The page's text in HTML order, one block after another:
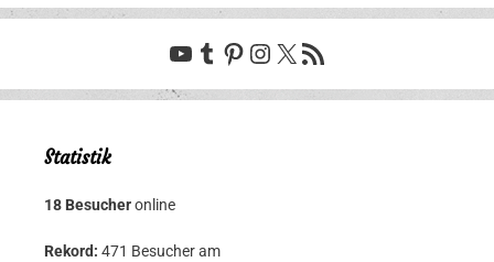
YouTube
Tumblr
Pinterest
Instagram
X RSS-Feed
Statistik
18 Besucheronline
Rekord: 471 Besucher am